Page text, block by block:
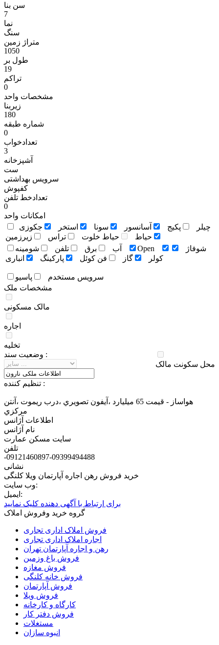
سن بنا
7
نما
سنگ
متراژ زمين
1050
طول بر
19
تراکم
0
مشخصات واحد
زیربنا
180
شماره طبقه
0
تعدادخواب
3
آشپزخانه
ست
سرویس بهداشتی
کفپوش
تعدادخط تلفن
0
امکانات واحد
چيلر
پکيج آسانسور سونا استخر
جکوزی
حياط
حياط خلوت تراس
زيرزمين
آب
برق تلفن شومينه Open
شوفاژ
کولر
گاز فن کوئل پارکينگ انباری
سرويس مستخدم
پاسيو
مشخصات ملک
مالک مسکونی
اجاره
تخلیه
محل سکونت مالک
وضعيت سند :
تنظيم کننده :
هواساز - قيمت 65 ميليارد ،آيفون تصويري ،درب ريموت ،آنتن
مركزي
اطلاعات آژانس
نام آژانس
سایت مسکن عمارت
تلفن
-09121460897-09399494488
نشانی
خرید فروش رهن اجاره آپارتمان ویلا کلنگی
وب سایت:
ایمیل:
برای ارتباط با آگهی دهنده کلیک نمایید
گروه خرید وفروش املاک
فروش املاک اداری تجاری
اجاره املاک اداری تجاری
رهن و اجاره آپارتمان تهران
فروش باغ وزمین
فروش مغازه
فروش خانه کلنگی
فروش آپارتمان
فروش ویلا
کارگاه و کارخانه
فروش دفتر کار
مستغلات
انبوه سازان